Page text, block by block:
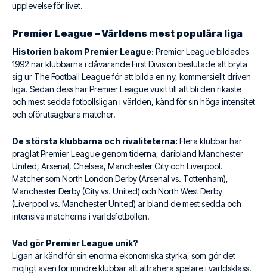
upplevelse för livet.
Premier League – Världens mest populära liga
Historien bakom Premier League: Premier League bildades
1992 när klubbarna i dåvarande First Division beslutade att bryta
sig ur The Football League för att bilda en ny, kommersiellt driven
liga. Sedan dess har Premier League vuxit till att bli den rikaste
och mest sedda fotbollsligan i världen, känd för sin höga intensitet
och oförutsägbara matcher.
De största klubbarna och rivaliteterna: Flera klubbar har
präglat Premier League genom tiderna, däribland Manchester
United, Arsenal, Chelsea, Manchester City och Liverpool.
Matcher som North London Derby (Arsenal vs. Tottenham),
Manchester Derby (City vs. United) och North West Derby
(Liverpool vs. Manchester United) är bland de mest sedda och
intensiva matcherna i världsfotbollen.
Vad gör Premier League unik?
Ligan är känd för sin enorma ekonomiska styrka, som gör det
möjligt även för mindre klubbar att attrahera spelare i världsklass.